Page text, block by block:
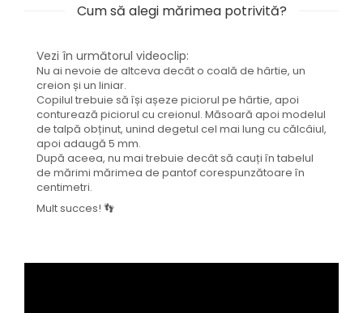
Cum să alegi mărimea potrivită?
Vezi în următorul videoclip:
Nu ai nevoie de altceva decât o coală de hârtie, un
creion și un liniar.
Copilul trebuie să își așeze piciorul pe hârtie, apoi
conturează piciorul cu creionul. Măsoară apoi modelul
de talpă obținut, unind degetul cel mai lung cu călcâiul,
apoi adaugă 5 mm.
După aceea, nu mai trebuie decât să cauți în tabelul
de mărimi mărimea de pantof corespunzătoare în
centimetri.
Mult succes! 👣